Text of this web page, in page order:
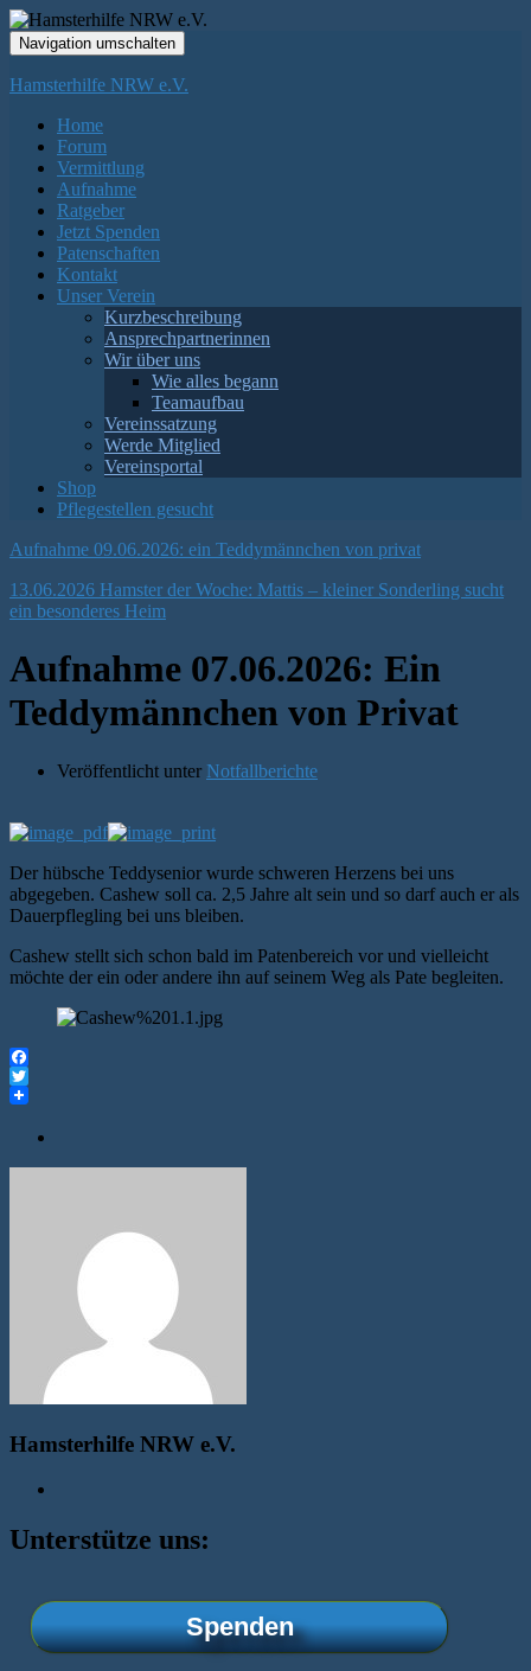
Navigation umschalten
Hamsterhilfe NRW e.V.
Home
Forum
Vermittlung
Aufnahme
Ratgeber
Jetzt Spenden
Patenschaften
Kontakt
Unser Verein
Kurzbeschreibung
Ansprechpartnerinnen
Wir über uns
Wie alles begann
Teamaufbau
Vereinssatzung
Werde Mitglied
Vereinsportal
Shop
Pflegestellen gesucht
Aufnahme 09.06.2026: ein Teddymännchen von privat
13.06.2026 Hamster der Woche: Mattis – kleiner Sonderling sucht
ein besonderes Heim
Aufnahme 07.06.2026: Ein
Teddymännchen von Privat
Veröffentlicht unter Notfallberichte
Der hübsche Teddysenior wurde schweren Herzens bei uns
abgegeben. Cashew soll ca. 2,5 Jahre alt sein und so darf auch er als
Dauerpflegling bei uns bleiben.
Cashew stellt sich schon bald im Patenbereich vor und vielleicht
möchte der ein oder andere ihn auf seinem Weg als Pate begleiten.
Facebook
Twitter
Hamsterhilfe NRW e.V.
Unterstütze uns:
Spenden